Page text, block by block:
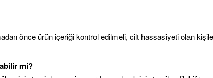
önce ürün içeriği kontrol edilmeli, cilt hassasiyeti olan
mi?